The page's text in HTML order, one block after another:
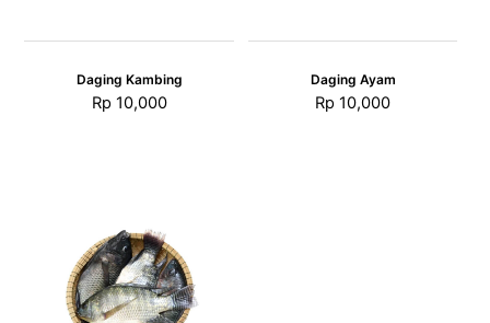
Daging Kambing
Rp 10,000
Daging Ayam
Rp 10,000